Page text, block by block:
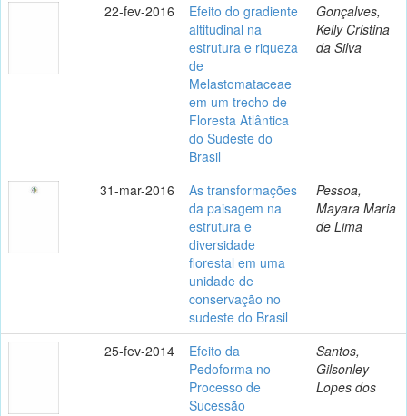
22-fev-2016
Efeito do gradiente
altitudinal na
estrutura e riqueza
de
Melastomataceae
em um trecho de
Floresta Atlântica
do Sudeste do
Brasil
Gonçalves,
Kelly Cristina
da Silva
31-mar-2016
As transformações
da paisagem na
estrutura e
diversidade
florestal em uma
unidade de
conservação no
sudeste do Brasil
Pessoa,
Mayara Maria
de Lima
25-fev-2014
Efeito da
Pedoforma no
Processo de
Sucessão
Santos,
Gilsonley
Lopes dos